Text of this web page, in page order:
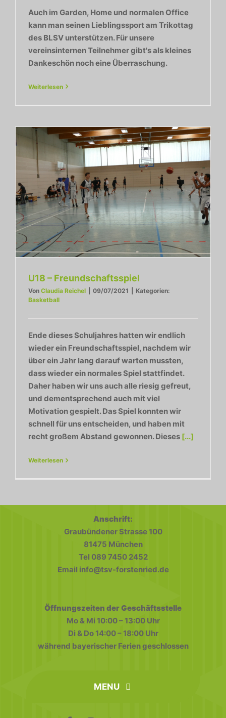
Auch im Garden, Home und normalen Office
kann man seinen Lieblingssport am Trikottag
des BLSV unterstützen. Für unsere
vereinsinternen Teilnehmer gibt's als kleines
Dankeschön noch eine Überraschung.
Weiterlesen
U18 – Freundschaftsspiel
Von Claudia Reichel 09/07/2021
Kategorien:
Basketball
Ende dieses Schuljahres hatten wir endlich
wieder ein Freundschaftsspiel, nachdem wir
über ein Jahr lang darauf warten mussten,
dass wieder ein normales Spiel stattfindet.
Daher haben wir uns auch alle riesig gefreut,
und dementsprechend auch mit viel
Motivation gespielt. Das Spiel konnten wir
schnell für uns entscheiden, und haben mit
recht großem Abstand gewonnen. Dieses [...]
Weiterlesen
Anschrift:
Graubündener Strasse 100
81475 München
Tel 089 7450 2452
Email info@tsv-forstenried.de
Öffnungszeiten der Geschäftsstelle
Mo & Mi 10:00 – 13:00 Uhr
Di & Do 14:00 – 18:00 Uhr
während bayerischer Ferien geschlossen
MENU